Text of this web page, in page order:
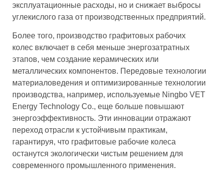
эксплуатационные расходы, но и снижает выбросы
углекислого газа от производственных предприятий.
Более того, производство графитовых рабочих
колес включает в себя меньше энергозатратных
этапов, чем создание керамических или
металлических компонентов. Передовые технологии
материаловедения и оптимизированные технологии
производства, например, используемые Ningbo VET
Energy Technology Co., еще больше повышают
энергоэффективность. Эти инновации отражают
переход отрасли к устойчивым практикам,
гарантируя, что графитовые рабочие колеса
останутся экологически чистым решением для
современного промышленного применения.